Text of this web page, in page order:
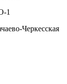
1
Черкесская